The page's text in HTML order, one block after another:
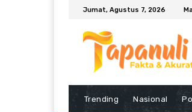
Jumat, Agustus 7, 2026
Trending Nasional